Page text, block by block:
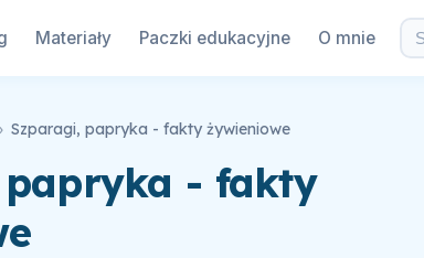
Materiały Paczki edukacyjne O mnie
› Szparagi, papryka - fakty żywieniowe
papryka - fakty